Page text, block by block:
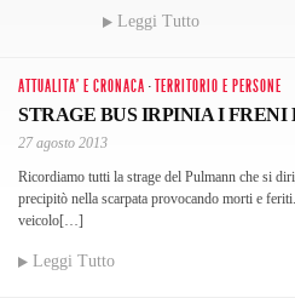
Leggi Tutto
ATTUALITA' E CRONACA ·TERRITORIO E PERSONE
STRAGE BUS IRPINIA I FRENI
27 agosto 2013
Ricordiamo tutti la strage del Pulmann che si
precipitò nella scarpata provocando morti e
veicolo[…]
Leggi Tutto